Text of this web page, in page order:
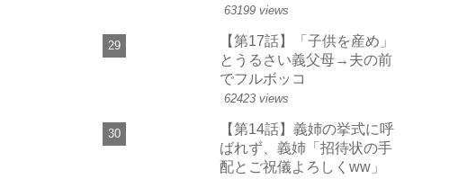
63199 views
【第17話】「子供を産め」
とうるさい義父母→夫の前
でフルボッコ
62423 views
【第14話】義姉の挙式に呼
ばれず、義姉「招待状の手
配とご祝儀よろしくww」